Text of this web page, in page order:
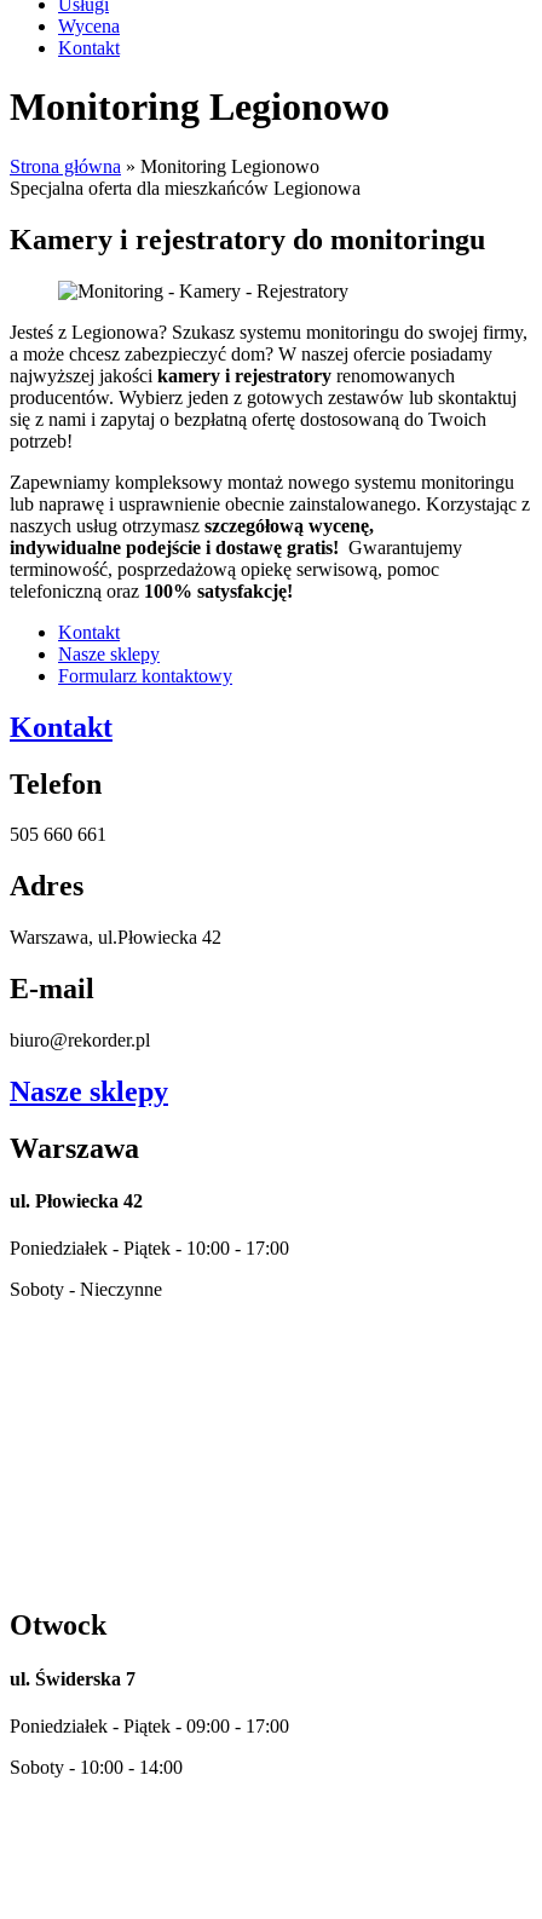
Usługi
Wycena
Kontakt
Monitoring Legionowo
Strona główna » Monitoring Legionowo
Specjalna oferta dla mieszkańców Legionowa
Kamery i rejestratory do monitoringu
Jesteś z Legionowa? Szukasz systemu monitoringu do swojej firmy,
a może chcesz zabezpieczyć dom? W naszej ofercie posiadamy
najwyższej jakości kamery i rejestratory renomowanych
producentów. Wybierz jeden z gotowych zestawów lub skontaktuj
się z nami i zapytaj o bezpłatną ofertę dostosowaną do Twoich
potrzeb!
Zapewniamy kompleksowy montaż nowego systemu monitoringu
lub naprawę i usprawnienie obecnie zainstalowanego. Korzystając z
naszych usług otrzymasz szczegółową wycenę,
indywidualne podejście i dostawę gratis! Gwarantujemy
terminowość, posprzedażową opiekę serwisową, pomoc
telefoniczną oraz 100% satysfakcję!
Kontakt
Nasze sklepy
Formularz kontaktowy
Kontakt
Telefon
505 660 661
Adres
Warszawa, ul.Płowiecka 42
E-mail
biuro@rekorder.pl
Nasze sklepy
Warszawa
ul. Płowiecka 42
Poniedziałek - Piątek - 10:00 - 17:00
Soboty - Nieczynne
Otwock
ul. Świderska 7
Poniedziałek - Piątek - 09:00 - 17:00
Soboty - 10:00 - 14:00